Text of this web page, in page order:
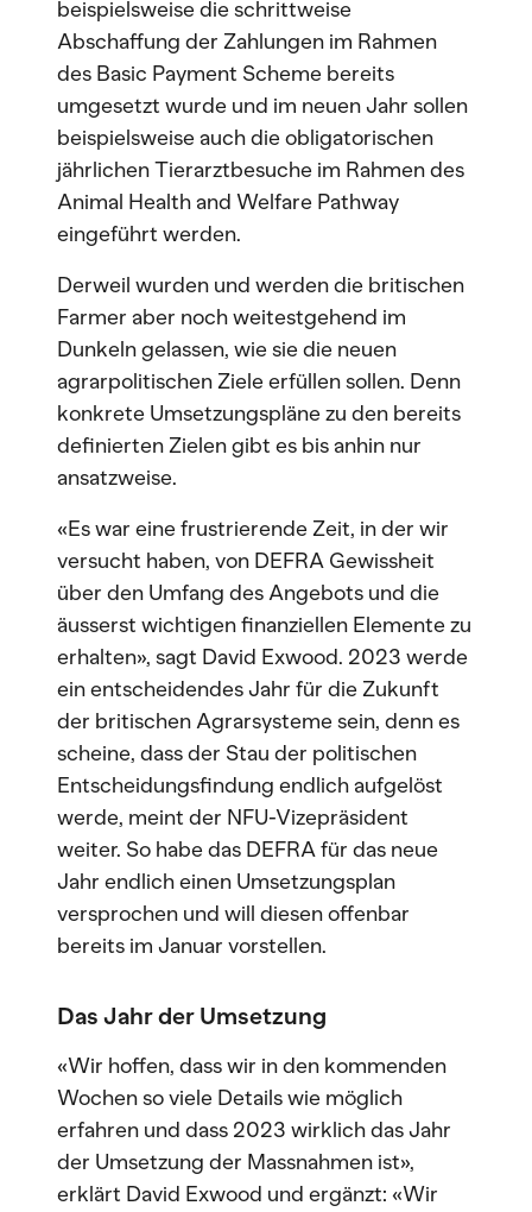
beispielsweise die schrittweise
Abschaffung der Zahlungen im Rahmen
des Basic Payment Scheme bereits
umgesetzt wurde und im neuen Jahr sollen
beispielsweise auch die obligatorischen
jährlichen Tierarztbesuche im Rahmen des
Animal Health and Welfare Pathway
eingeführt werden.
Derweil wurden und werden die britischen
Farmer aber noch weitestgehend im
Dunkeln gelassen, wie sie die neuen
agrarpolitischen Ziele erfüllen sollen. Denn
konkrete Umsetzungspläne zu den bereits
definierten Zielen gibt es bis anhin nur
ansatzweise.
«Es war eine frustrierende Zeit, in der wir
versucht haben, von DEFRA Gewissheit
über den Umfang des Angebots und die
äusserst wichtigen finanziellen Elemente zu
erhalten», sagt David Exwood. 2023 werde
ein entscheidendes Jahr für die Zukunft
der britischen Agrarsysteme sein, denn es
scheine, dass der Stau der politischen
Entscheidungsfindung endlich aufgelöst
werde, meint der NFU-Vizepräsident
weiter. So habe das DEFRA für das neue
Jahr endlich einen Umsetzungsplan
versprochen und will diesen offenbar
bereits im Januar vorstellen.
Das Jahr der Umsetzung
«Wir hoffen, dass wir in den kommenden
Wochen so viele Details wie möglich
erfahren und dass 2023 wirklich das Jahr
der Umsetzung der Massnahmen ist»,
erklärt David Exwood und ergänzt: «Wir